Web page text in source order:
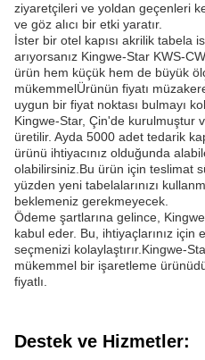
ziyaretçileri ve yoldan geçenleri
ve göz alıcı bir etki yaratır.
İster bir otel kapısı akrilik tabela
arıyorsanız Kingwe-Star KWS-
ürün hem küçük hem de büyük
mükemmelÜrünün fiyatı
uygun bir fiyat noktası bulmayı
Kingwe-Star, Çin'de kurulmuştur
üretilir. Ayda 5000 adet tedarik
ürünü ihtiyacınız olduğunda
olabilirsiniz.Bu ürün için teslimat
yüzden yeni tabelalarınızı
beklemeniz gerekmeyecek.
Ödeme şartlarına gelince,
kabul eder. Bu, ihtiyaçlarınız
seçmenizi kolaylaştırır.Kingwe-
mükemmel bir işaretleme
fiyatlı.
Destek ve Hizmetler: